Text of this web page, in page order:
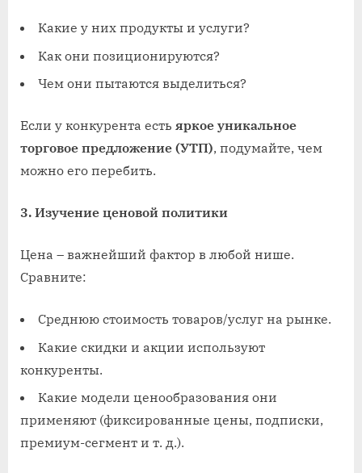
Какие у них продукты и услуги?
Как они позиционируются?
Чем они пытаются выделиться?
Если у конкурента есть яркое уникальное
торговое предложение (УТП), подумайте, чем
можно его перебить.
3. Изучение ценовой политики
Цена – важнейший фактор в любой нише.
Сравните:
Среднюю стоимость товаров/услуг на рынке.
Какие скидки и акции используют
конкуренты.
Какие модели ценообразования они
применяют (фиксированные цены, подписки,
премиум-сегмент и т. д.).